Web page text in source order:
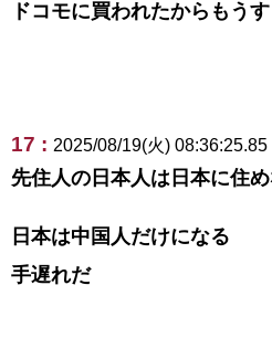
ドコモに買われたからもう
17 : 2025/08/19(火) 08:36:25.85
先住人の日本人は日本に住
日本は中国人だけになる
手遅れだ